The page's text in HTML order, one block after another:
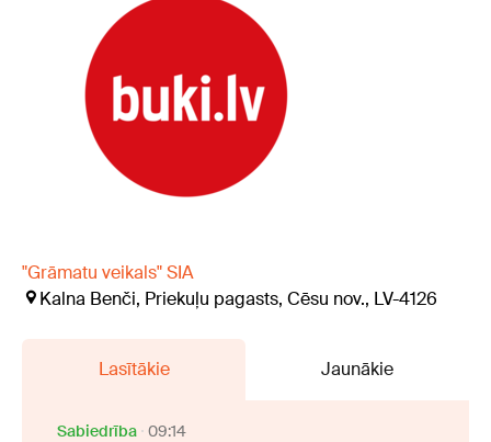
"Grāmatu veikals" SIA
Kalna Benči, Priekuļu pagasts, Cēsu nov., LV-4126
Lasītākie Jaunākie
Sabiedrība 09:14